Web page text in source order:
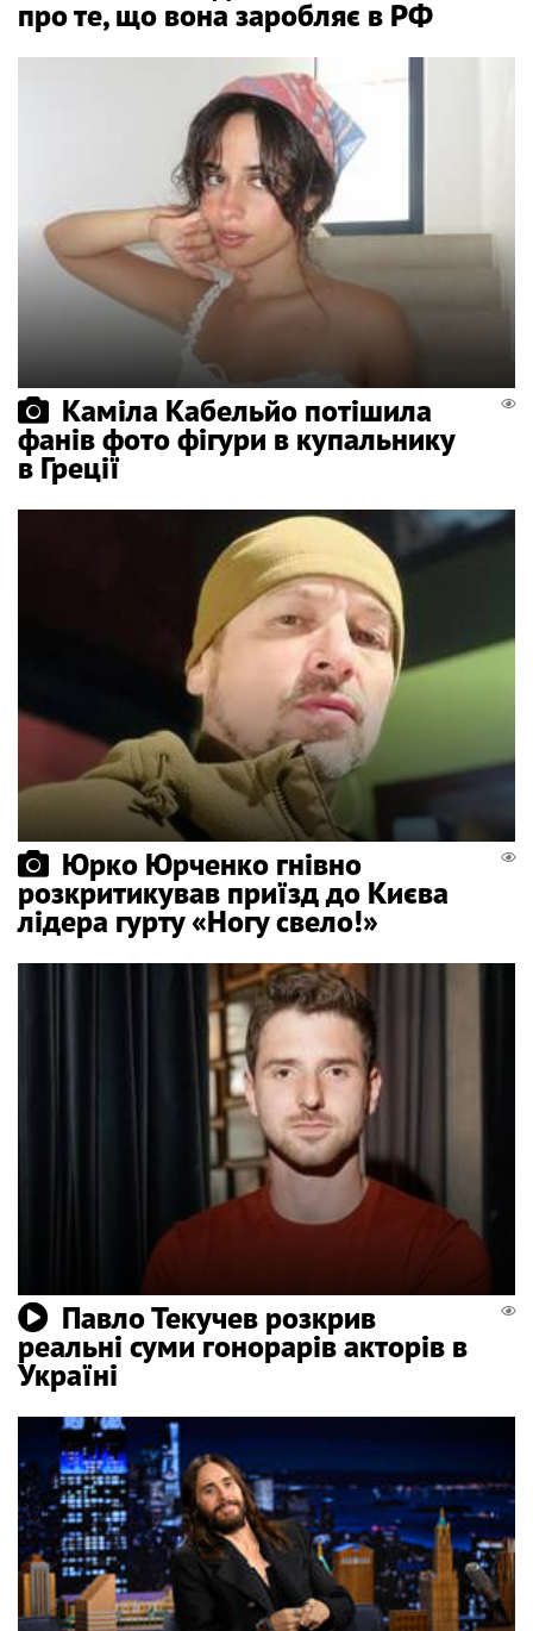
про те, що вона заробляє в РФ
Каміла Кабельйо потішила
фанів фото фігури в купальнику
в Греції
Юрко Юрченко гнівно
розкритикував приїзд до Києва
лідера гурту «Ногу свело!»
Павло Текучев розкрив
реальні суми гонорарів акторів в
Україні